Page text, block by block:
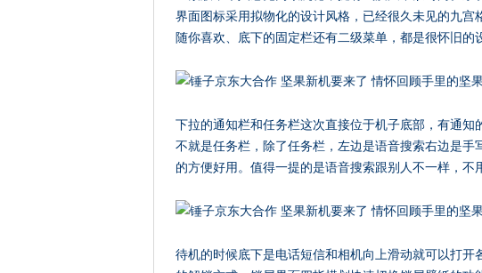
界面图标采用拟物化的设计风格，已经很久未见的九宫
随你喜欢、底下的固定栏还有二级菜单，都是很怀旧的
下拉的通知栏和任务栏这次直接位于机子底部，有通
不就是任务栏，除了任务栏，左边是语音搜索右边是
的方便好用。值得一提的是语音搜索跟别人不一样，不
待机的时候底下是电话短信和相机向上滑动就可以打开